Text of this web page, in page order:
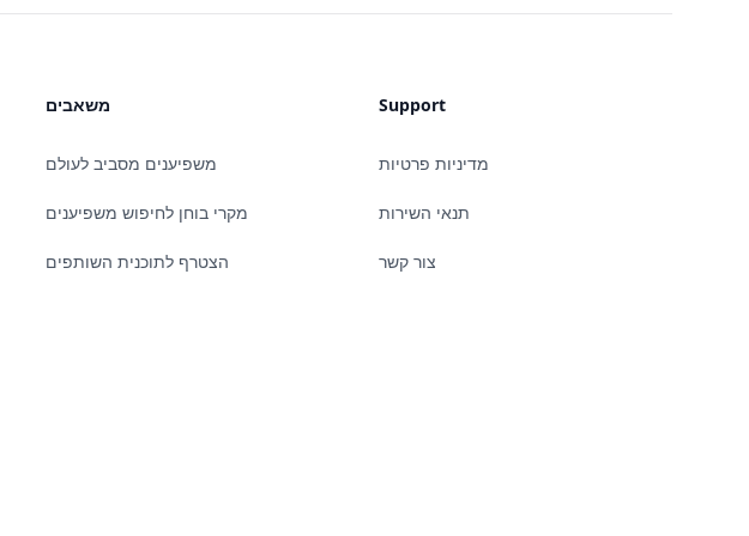
משאבים
משפיענים מסביב לעולם
מקרי בוחן לחיפוש משפיענים
הצטרף לתוכנית השותפים
Support
מדיניות פרטיות
תנאי השירות
צור קשר